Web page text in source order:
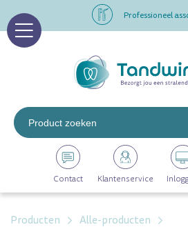
Professioneel
Op werkdagen voor 16.00 uur
Professioneel
Altijd op
Contact Klantenservice
Producten Alle-producten